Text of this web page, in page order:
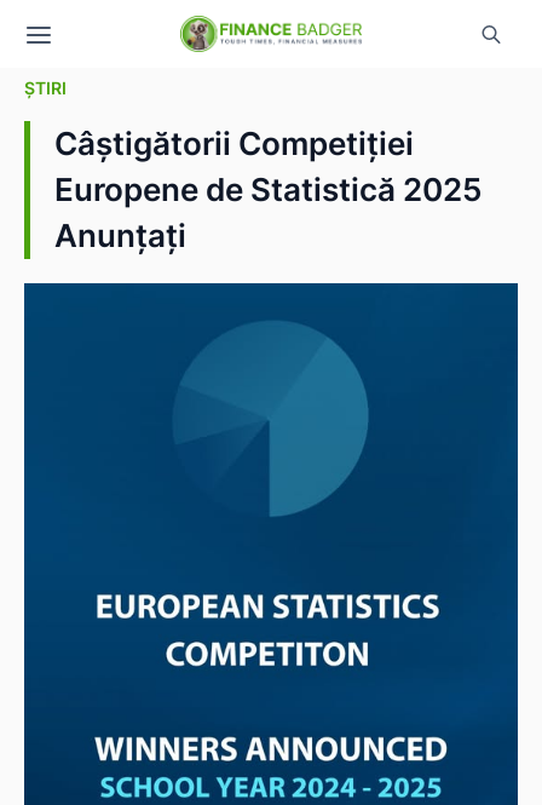
ȘTIRI
Câștigătorii Competiției
Europene de Statistică 2025
Anunțați